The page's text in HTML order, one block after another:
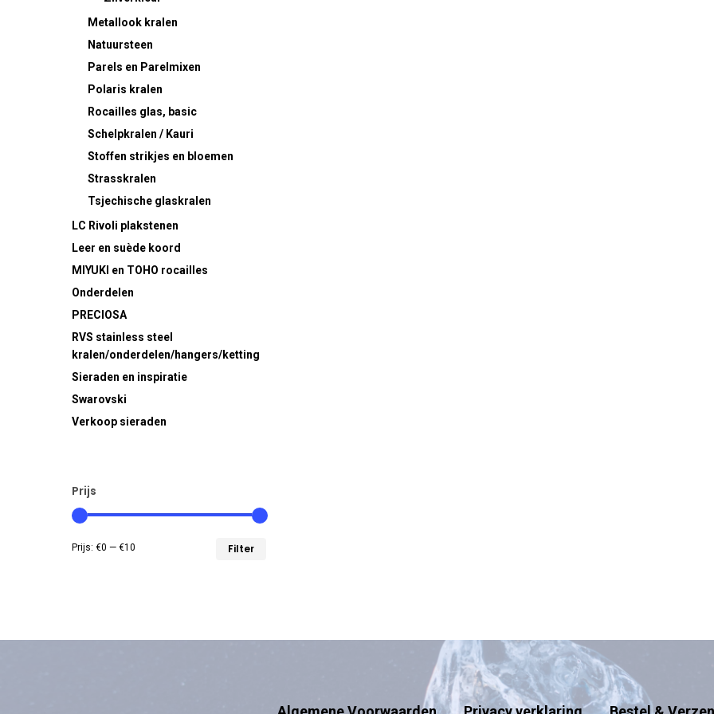
Metallook kralen
Natuursteen
Parels en Parelmixen
Polaris kralen
Rocailles glas, basic
Schelpkralen / Kauri
Stoffen strikjes en bloemen
Strasskralen
Tsjechische glaskralen
LC Rivoli plakstenen
Leer en suède koord
MIYUKI en TOHO rocailles
Onderdelen
PRECIOSA
RVS stainless steel
kralen/onderdelen/hangers/ketting
Sieraden en inspiratie
Swarovski
Verkoop sieraden
Prijs
Filter
Prijs: €0 — €10